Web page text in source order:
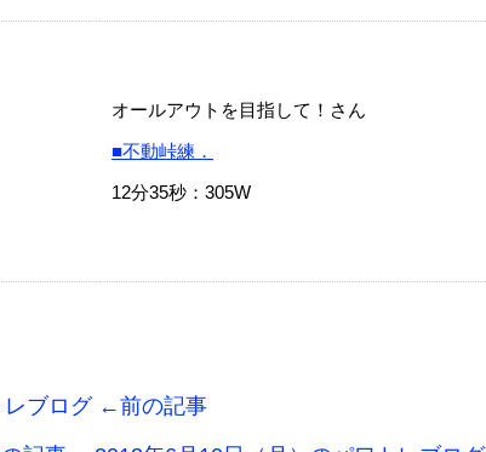
オールアウトを目指して！さん
■不動峠練．
12分35秒：305W
レブログ ←前の記事